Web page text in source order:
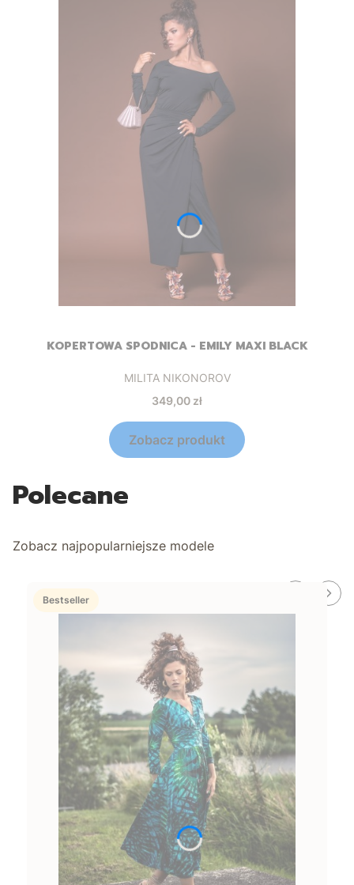
KOPERTOWA SPÓDNICA - EMILY MAXI BLACK
Producent
MILITA NIKONOROV
Cena
349,00 zł
Zobacz produkt
Polecane
Zobacz najpopularniejsze modele
Bestseller